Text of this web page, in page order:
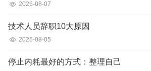
2026-08-07
技术人员辞职10大原因
2026-08-05
停止内耗最好的方式：整理自己